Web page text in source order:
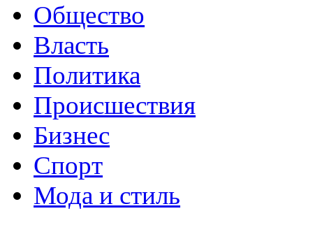
Общество
Власть
Политика
Происшествия
Бизнес
Спорт
Мода и стиль